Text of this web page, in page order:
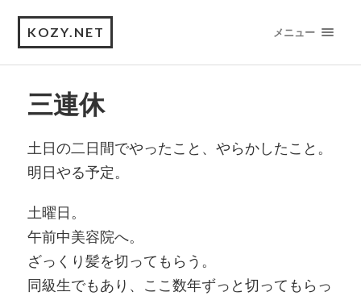
KOZY.NET メニュー
三連休
土日の二日間でやったこと、やらかしたこと。
明日やる予定。
土曜日。
午前中美容院へ。
ざっくり髪を切ってもらう。
同級生でもあり、ここ数年ずっと切ってもらっ